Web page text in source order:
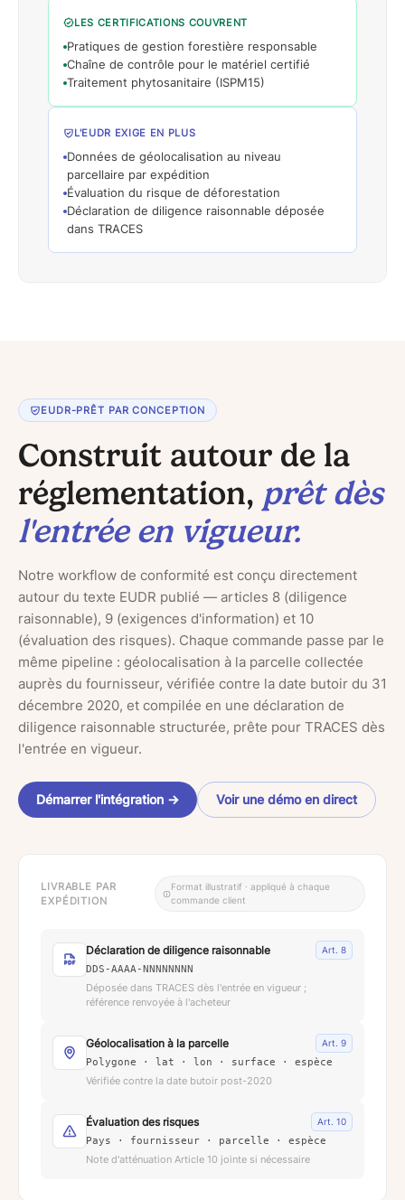
LES CERTIFICATIONS COUVRENT
Pratiques de gestion forestière responsable
Chaîne de contrôle pour le matériel certifié
Traitement phytosanitaire (ISPM15)
L'EUDR EXIGE EN PLUS
Données de géolocalisation au niveau
parcellaire par expédition
Évaluation du risque de déforestation
Déclaration de diligence raisonnable déposée
dans TRACES
EUDR-PRÊT PAR CONCEPTION
Construit autour de la
réglementation, prêt dès
l'entrée en vigueur.
Notre workflow de conformité est conçu directement
autour du texte EUDR publié — articles 8 (diligence
raisonnable), 9 (exigences d'information) et 10
(évaluation des risques). Chaque commande passe par le
même pipeline : géolocalisation à la parcelle collectée
auprès du fournisseur, vérifiée contre la date butoir du 31
décembre 2020, et compilée en une déclaration de
diligence raisonnable structurée, prête pour TRACES dès
l'entrée en vigueur.
Démarrer l'intégration → Voir une démo en direct
LIVRABLE PAR
EXPÉDITION
Format illustratif · appliqué à chaque
commande client
Déclaration de diligence raisonnable Art. 8
DDS-AAAA-NNNNNNNN
Déposée dans TRACES dès l'entrée en vigueur ;
référence renvoyée à l'acheteur
Géolocalisation à la parcelle Art. 9
Polygone · lat · lon · surface · espèce
Vérifiée contre la date butoir post-2020
Évaluation des risques Art. 10
Pays · fournisseur · parcelle · espèce
Note d'atténuation Article 10 jointe si nécessaire